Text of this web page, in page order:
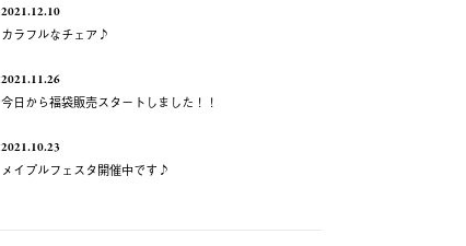
2021.12.10
カラフルなチェア♪
2021.11.26
今日から福袋販売スタートしました！！
2021.10.23
メイプルフェスタ開催中です♪